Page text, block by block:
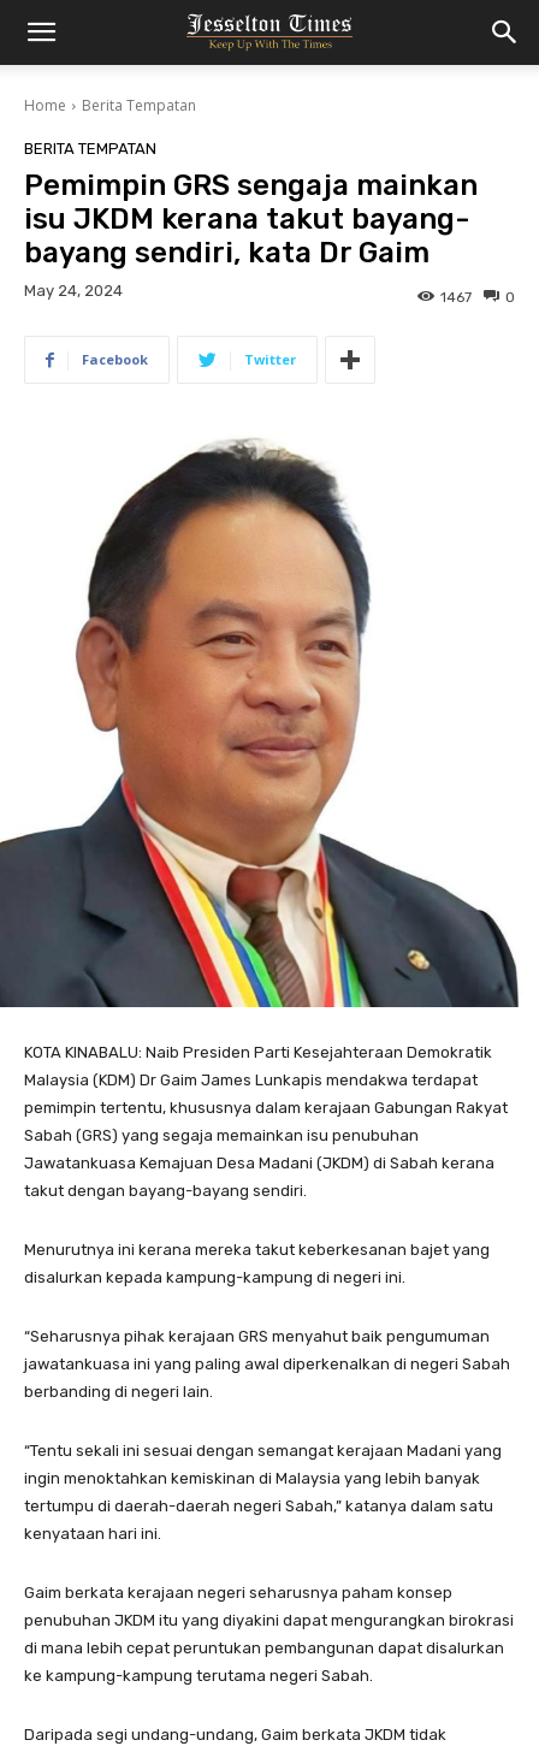
Home Berita Tempatan
BERITA TEMPATAN
Pemimpin GRS sengaja mainkan
isu JKDM kerana takut bayang-
bayang sendiri, kata Dr Gaim
May 24, 2024 0
1467
Facebook Twitter
KOTA KINABALU: Naib Presiden Parti Kesejahteraan Demokratik
Malaysia (KDM) Dr Gaim James Lunkapis mendakwa terdapat
pemimpin tertentu, khususnya dalam kerajaan Gabungan Rakyat
Sabah (GRS) yang segaja memainkan isu penubuhan
Jawatankuasa Kemajuan Desa Madani (JKDM) di Sabah kerana
takut dengan bayang-bayang sendiri.
Menurutnya ini kerana mereka takut keberkesanan bajet yang
disalurkan kepada kampung-kampung di negeri ini.
“Seharusnya pihak kerajaan GRS menyahut baik pengumuman
jawatankuasa ini yang paling awal diperkenalkan di negeri Sabah
berbanding di negeri lain.
“Tentu sekali ini sesuai dengan semangat kerajaan Madani yang
ingin menoktahkan kemiskinan di Malaysia yang lebih banyak
tertumpu di daerah-daerah negeri Sabah,” katanya dalam satu
kenyataan hari ini.
Gaim berkata kerajaan negeri seharusnya paham konsep
penubuhan JKDM itu yang diyakini dapat mengurangkan birokrasi
di mana lebih cepat peruntukan pembangunan dapat disalurkan
ke kampung-kampung terutama negeri Sabah.
Daripada segi undang-undang, Gaim berkata JKDM tidak